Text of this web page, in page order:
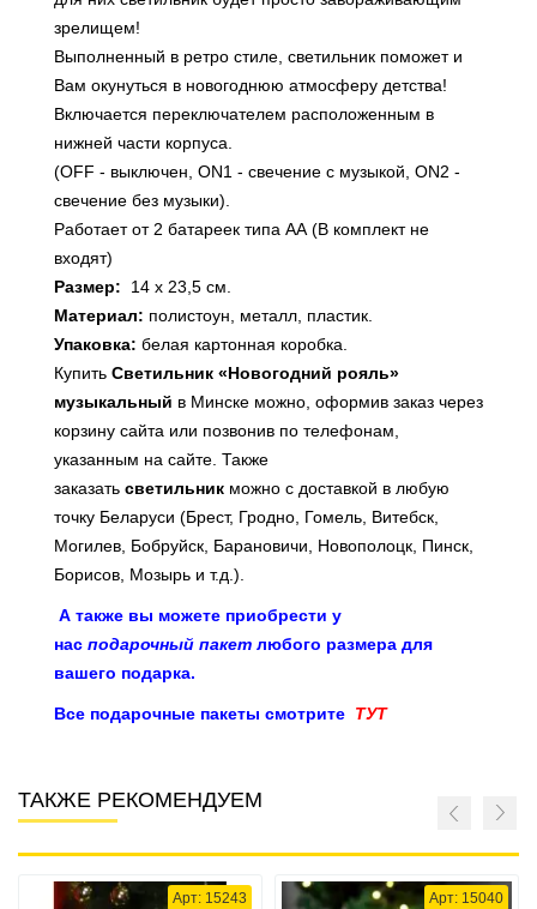
зрелищем!
Выполненный в ретро стиле, светильник поможет и
Вам окунуться в новогоднюю атмосферу детства!
Включается переключателем расположенным в
нижней части корпуса.
(OFF - выключен, ON1 - свечение с музыкой, ON2 -
свечение без музыки).
Работает от 2 батареек типа АА (В комплект не
входят)
Размер: 14 х 23,5 см.
Материал: полистоун, металл, пластик.
Упаковка: белая картонная коробка.
Купить Светильник «Новогодний рояль»
музыкальный в Минске можно, оформив заказ через
корзину сайта или позвонив по телефонам,
указанным на сайте. Также
заказать светильник можно с доставкой в любую
точку Беларуси (Брест, Гродно, Гомель, Витебск,
Могилев, Бобруйск, Барановичи, Новополоцк, Пинск,
Борисов, Мозырь и т.д.).
А также вы можете приобрести у
нас подарочный пакет любого размера для
вашего подарка.
Все подарочные пакеты смотрите ТУТ
ТАКЖЕ РЕКОМЕНДУЕМ
Арт: 15243 Арт: 15040